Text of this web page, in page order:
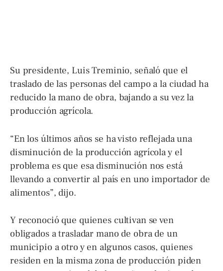
Su presidente, Luis Treminio, señaló que el
traslado de las personas del campo a la ciudad ha
reducido la mano de obra, bajando a su vez la
producción agrícola.
“En los últimos años se ha visto reflejada una
disminución de la producción agrícola y el
problema es que esa disminución nos está
llevando a convertir al país en uno importador de
alimentos”, dijo.
Y reconoció que quienes cultivan se ven
obligados a trasladar mano de obra de un
municipio a otro y en algunos casos, quienes
residen en la misma zona de producción piden